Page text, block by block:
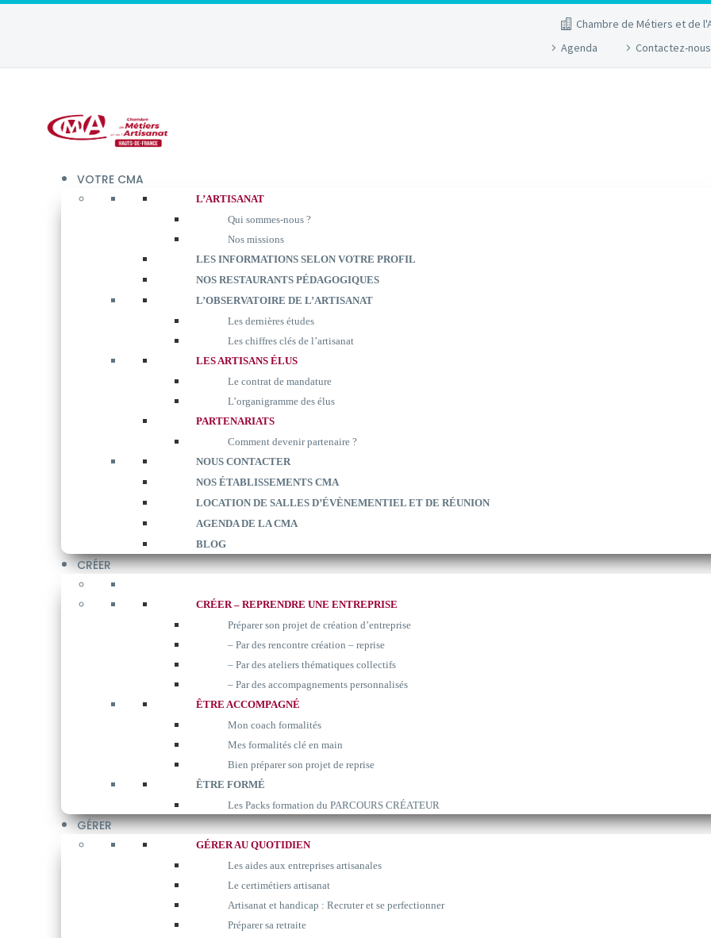
Chambre de Métiers et de
Agenda
Contactez-nous
VOTRE CMA
L’ARTISANAT
Qui sommes-nous ?
Nos missions
LES INFORMATIONS SELON VOTRE PROFIL
NOS RESTAURANTS PÉDAGOGIQUES
L’OBSERVATOIRE DE L’ARTISANAT
Les dernières études
Les chiffres clés de l’artisanat
LES ARTISANS ÉLUS
Le contrat de mandature
L’organigramme des élus
PARTENARIATS
Comment devenir partenaire ?
NOUS CONTACTER
NOS ÉTABLISSEMENTS CMA
LOCATION DE SALLES D’ÉVÈNEMENTIEL ET DE RÉUNION
AGENDA DE LA CMA
BLOG
CRÉER
CRÉER – REPRENDRE UNE ENTREPRISE
Préparer son projet de création d’entreprise
– Par des rencontre création – reprise
– Par des ateliers thématiques collectifs
– Par des accompagnements personnalisés
ÊTRE ACCOMPAGNÉ
Mon coach formalités
Mes formalités clé en main
Bien préparer son projet de reprise
ÊTRE FORMÉ
Les Packs formation du PARCOURS CRÉATEUR
GÉRER
GÉRER AU QUOTIDIEN
Les aides aux entreprises artisanales
Le certimétiers artisanat
Artisanat et handicap : Recruter et se perfectionner
Préparer sa retraite